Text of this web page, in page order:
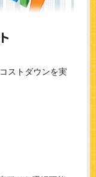
ストダウンを実